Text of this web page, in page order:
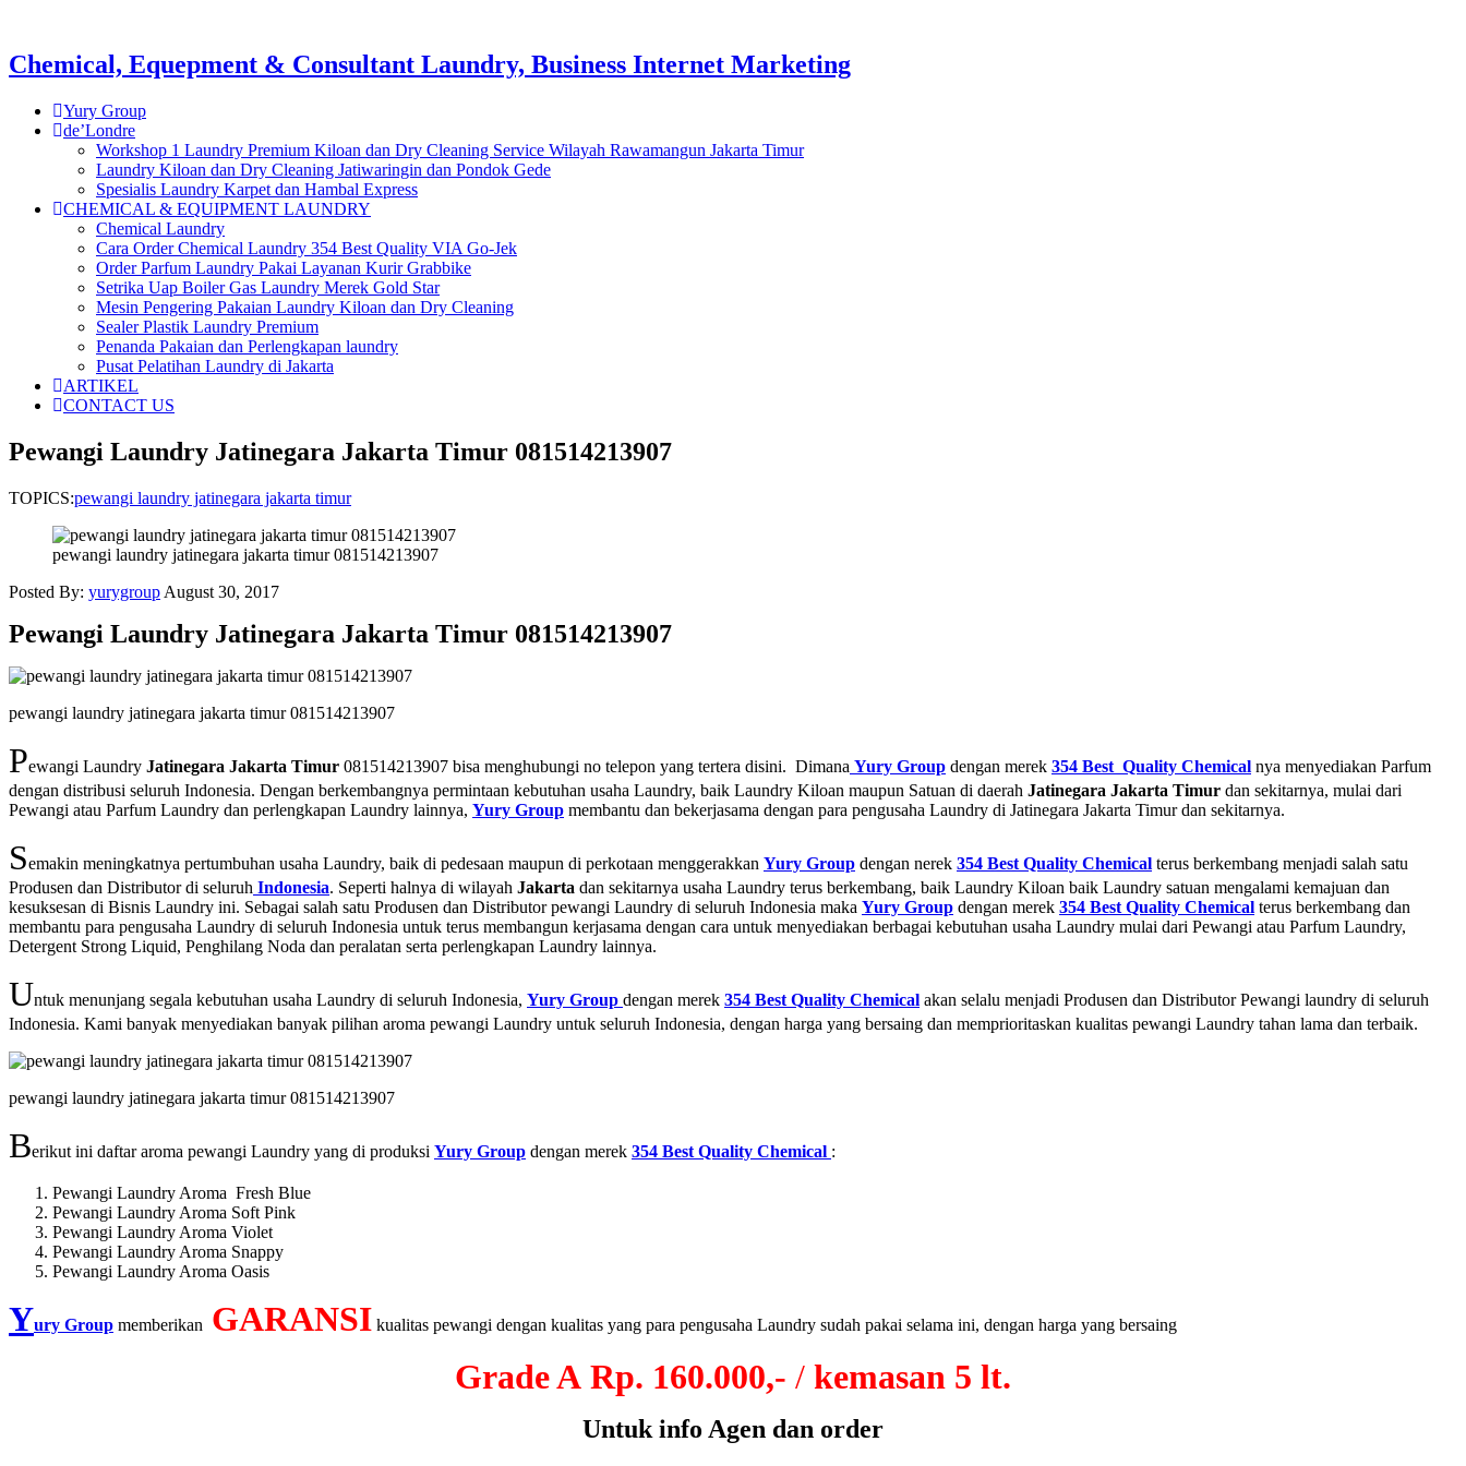
Chemical, Equepment & Consultant Laundry, Business Internet Marketing
Yury Group
de’Londre
Workshop 1 Laundry Premium Kiloan dan Dry Cleaning Service Wilayah Rawamangun Jakarta Timur
Laundry Kiloan dan Dry Cleaning Jatiwaringin dan Pondok Gede
Spesialis Laundry Karpet dan Hambal Express
CHEMICAL & EQUIPMENT LAUNDRY
Chemical Laundry
Cara Order Chemical Laundry 354 Best Quality VIA Go-Jek
Order Parfum Laundry Pakai Layanan Kurir Grabbike
Setrika Uap Boiler Gas Laundry Merek Gold Star
Mesin Pengering Pakaian Laundry Kiloan dan Dry Cleaning
Sealer Plastik Laundry Premium
Penanda Pakaian dan Perlengkapan laundry
Pusat Pelatihan Laundry di Jakarta
ARTIKEL
CONTACT US
Pewangi Laundry Jatinegara Jakarta Timur 081514213907
TOPICS:pewangi laundry jatinegara jakarta timur
pewangi laundry jatinegara jakarta timur 081514213907
Posted By: yurygroup August 30, 2017
Pewangi Laundry Jatinegara Jakarta Timur 081514213907
pewangi laundry jatinegara jakarta timur 081514213907
Pewangi Laundry Jatinegara Jakarta Timur 081514213907 bisa menghubungi no telepon yang tertera disini. Dimana Yury Group dengan merek 354 Best Quality Chemical nya menyediakan Parfum
dengan distribusi seluruh Indonesia. Dengan berkembangnya permintaan kebutuhan usaha Laundry, baik Laundry Kiloan maupun Satuan di daerah Jatinegara Jakarta Timur dan sekitarnya, mulai dari
Pewangi atau Parfum Laundry dan perlengkapan Laundry lainnya, Yury Group membantu dan bekerjasama dengan para pengusaha Laundry di Jatinegara Jakarta Timur dan sekitarnya.
Semakin meningkatnya pertumbuhan usaha Laundry, baik di pedesaan maupun di perkotaan menggerakkan Yury Group dengan nerek 354 Best Quality Chemical terus berkembang menjadi salah satu
Produsen dan Distributor di seluruh Indonesia. Seperti halnya di wilayah Jakarta dan sekitarnya usaha Laundry terus berkembang, baik Laundry Kiloan baik Laundry satuan mengalami kemajuan dan
kesuksesan di Bisnis Laundry ini. Sebagai salah satu Produsen dan Distributor pewangi Laundry di seluruh Indonesia maka Yury Group dengan merek 354 Best Quality Chemical terus berkembang dan
membantu para pengusaha Laundry di seluruh Indonesia untuk terus membangun kerjasama dengan cara untuk menyediakan berbagai kebutuhan usaha Laundry mulai dari Pewangi atau Parfum Laundry,
Detergent Strong Liquid, Penghilang Noda dan peralatan serta perlengkapan Laundry lainnya.
Untuk menunjang segala kebutuhan usaha Laundry di seluruh Indonesia, Yury Group dengan merek 354 Best Quality Chemical akan selalu menjadi Produsen dan Distributor Pewangi laundry di seluruh
Indonesia. Kami banyak menyediakan banyak pilihan aroma pewangi Laundry untuk seluruh Indonesia, dengan harga yang bersaing dan memprioritaskan kualitas pewangi Laundry tahan lama dan terbaik.
pewangi laundry jatinegara jakarta timur 081514213907
Berikut ini daftar aroma pewangi Laundry yang di produksi Yury Group dengan merek 354 Best Quality Chemical :
Pewangi Laundry Aroma Fresh Blue
Pewangi Laundry Aroma Soft Pink
Pewangi Laundry Aroma Violet
Pewangi Laundry Aroma Snappy
Pewangi Laundry Aroma Oasis
Yury Group memberikan GARANSI kualitas pewangi dengan kualitas yang para pengusaha Laundry sudah pakai selama ini, dengan harga yang bersaing
Grade A Rp. 160.000,- / kemasan 5 lt.
Untuk info Agen dan order